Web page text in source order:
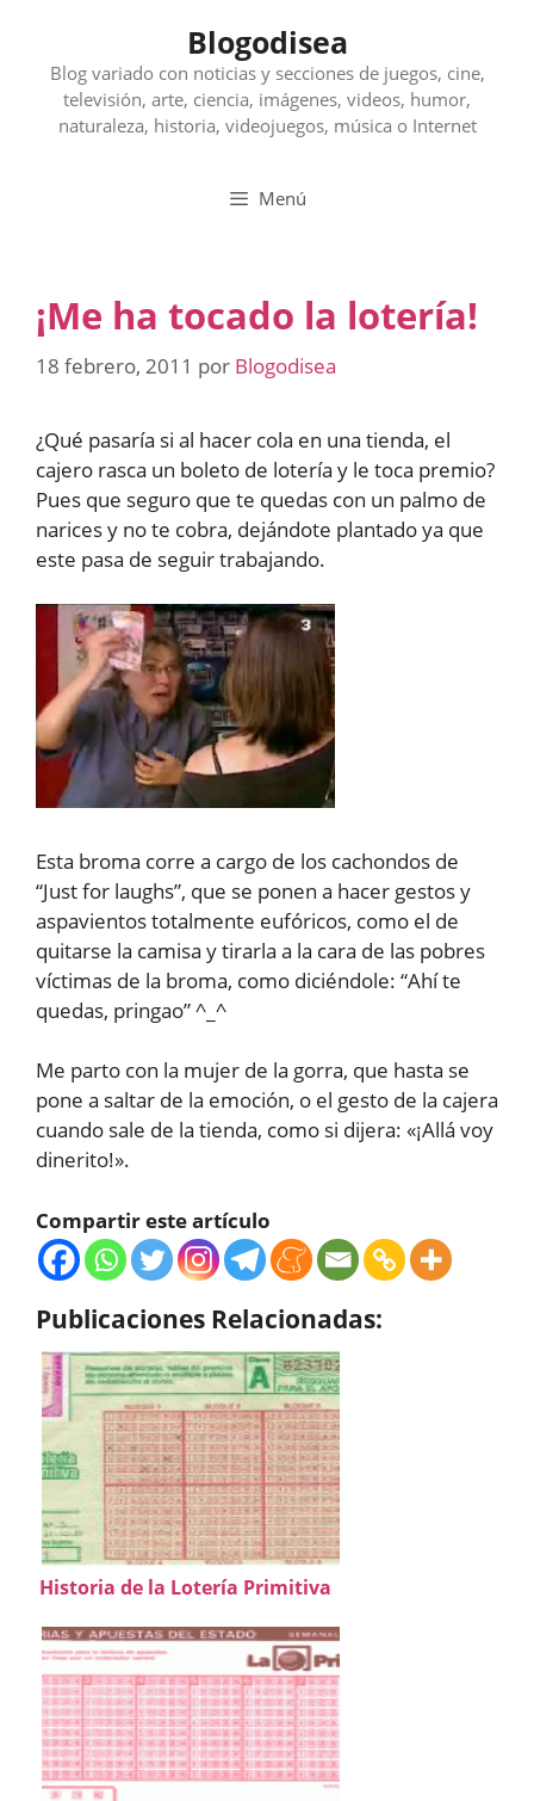
contenido
Blogodisea
Blog variado con noticias y secciones de juegos, cine,
televisión, arte, ciencia, imágenes, videos, humor,
naturaleza, historia, videojuegos, música o Internet
Menú
¡Me ha tocado la lotería!
18 febrero, 2011 por Blogodisea
¿Qué pasaría si al hacer cola en una tienda, el
cajero rasca un boleto de lotería y le toca premio?
Pues que seguro que te quedas con un palmo de
narices y no te cobra, dejándote plantado ya que
este pasa de seguir trabajando.
Esta broma corre a cargo de los cachondos de
“Just for laughs”, que se ponen a hacer gestos y
aspavientos totalmente eufóricos, como el de
quitarse la camisa y tirarla a la cara de las pobres
víctimas de la broma, como diciéndole: “Ahí te
quedas, pringao” ^_^
Me parto con la mujer de la gorra, que hasta se
pone a saltar de la emoción, o el gesto de la cajera
cuando sale de la tienda, como si dijera: «¡Allá voy
dinerito!».
Compartir este artículo
Publicaciones Relacionadas:
Historia de la Lotería Primitiva